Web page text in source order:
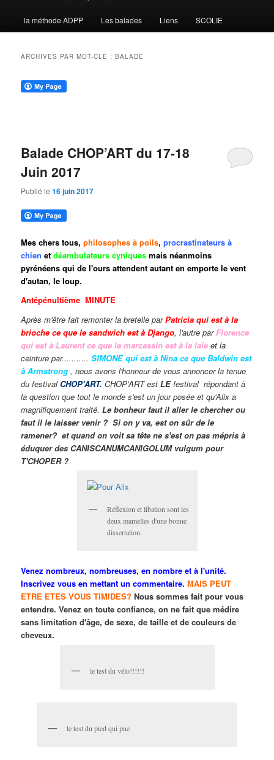
contenu
principal
contenu
secondaire
la méthode ADPP Les balades Liens SCOLIE
ARCHIVES PAR MOT-CLÉ :BALADE
Balade CHOP’ART du 17-18
Juin 2017
Publié le16 juin 2017
Mes chers tous,philosophes à poils,procrastinateurs à
chien etdéambulateurs cyniques mais néanmoins
pyrénéens qui de l'ours attendent autant en emporte le vent
d'autan, le loup.
Antépénultième MINUTE
Après m'être fait remonter la bretelle parPatricia qui est à la
brioche ce que le sandwich est à Django, l'autre parFlorence
qui est à Laurent ce que le marcassin est à la laie et la
ceinture par...........SIMONE qui est à Nina ce que Baldwin est
à Armstrong , nous avons l'honneur de vous annoncer la tenue
du festival CHOP'ART. CHOP'ART estLEfestival répondant à
la question que tout le monde s'est un jour posée et qu'Alix a
magnifiquement traité.Le bonheur faut il aller le chercher ou
faut il le laisser venir ? Si on y va, est on sûr de le
ramener? et quand on voit sa tête ne s'est on pas mépris à
éduquer des CANISCANUMCANIGOLUM vulgum pour
T'CHOPER ?
Réflexion et libation sont les
deux mamelles d'une bonne
dissertation.
Venez nombreux, nombreuses, en nombre et à l'unité.
Inscrivez vous en mettant un commentaire. MAIS PEUT
ETRE ETES VOUS TIMIDES? Nous sommes fait pour vous
entendre. Venez en toute confiance, on ne fait que médire
sans limitation d'âge, de sexe, de taille et de couleurs de
cheveux.
le test du vélo!!!!!!
le test du pied qui pue